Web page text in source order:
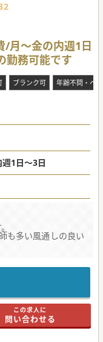
/月～金の内週1日
勤務可能です
ブランク可 年齢不問・ベ
1日～3日
も多い風通しの良い
この求人に
問い合わせる